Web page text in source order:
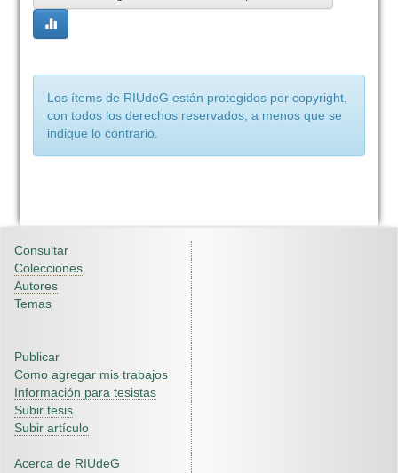
Los ítems de RIUdeG están protegidos por copyright,
con todos los derechos reservados, a menos que se
indique lo contrario.
Consultar
Colecciones
Autores
Temas
Publicar
Como agregar mis trabajos
Información para tesistas
Subir tesis
Subir artículo
Acerca de RIUdeG